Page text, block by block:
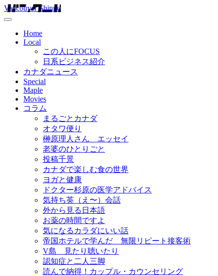
Vancouver Shinpo
Home
Local
この人にFOCUS
日系ビジネス紹介
カナダニュース
Special
Maple
Movies
コラム
まるごとカナダ
オタワ便り
榊原理人さん エッセイ
老婆のひとりごと
投稿千景
カナダで楽しむ食の世界
ヨガと健康
ドクター杉原の医学アドバイス
気持ち英（え〜）会話
外から見る日本語
お薬の時間ですよ
気になるカラダにいい話
帝国ホテルで学んだ 無限リピート接客術
V島 見たり聴いたり
認知症と二人三脚
読んで納得！カップル・カウンセリング